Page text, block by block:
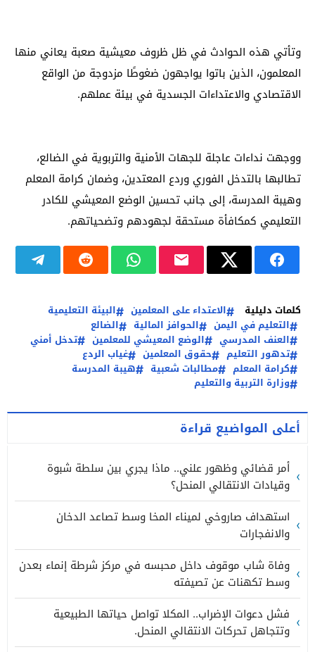
وتأتي هذه الحوادث في ظل ظروف معيشية صعبة يعاني منها
المعلمون، الذين باتوا يواجهون ضغوطًا مزدوجة من الواقع
الاقتصادي والاعتداءات الجسدية في بيئة عملهم.
ووجهت نداءات عاجلة للجهات الأمنية والتربوية في الضالع،
تطالبها بالتدخل الفوري وردع المعتدين، وضمان كرامة المعلم
وهيبة المدرسة، إلى جانب تحسين الوضع المعيشي للكادر
التعليمي كمكافأة مستحقة لجهودهم وتضحياتهم.
كلمات دليلية الاعتداء على المعلمين
البيئة التعليمية
التعليم في اليمن
الحوافز المالية
الضالع
العنف المدرسي
الوضع المعيشي للمعلمين
تدخل أمني
تدهور التعليم
حقوق المعلمين
غياب الردع
كرامة المعلم
مطالبات شعبية
هيبة المدرسة
وزارة التربية والتعليم
أعلى المواضيع قراءة
أمر قضائي وظهور علني.. ماذا يجري بين سلطة شبوة
وقيادات الانتقالي المنحل؟
استهداف صاروخي لميناء المخا وسط تصاعد الدخان
والانفجارات
وفاة شاب موقوف داخل محبسه في مركز شرطة إنماء بعدن
وسط تكهنات عن تصيفته
فشل دعوات الإضراب.. المكلا تواصل حياتها الطبيعية
وتتجاهل تحركات الانتقالي المنحل.